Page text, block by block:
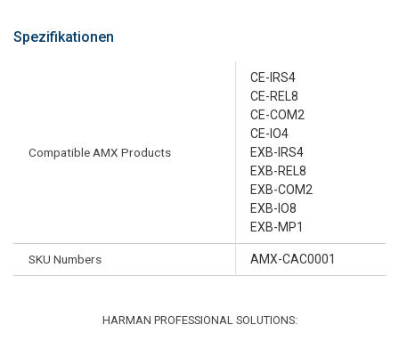
Spezifikationen
Compatible AMX Products
CE-IRS4
CE-REL8
CE-COM2
CE-IO4
EXB-IRS4
EXB-REL8
EXB-COM2
EXB-IO8
EXB-MP1
SKU Numbers AMX-CAC0001
HARMAN PROFESSIONAL SOLUTIONS: